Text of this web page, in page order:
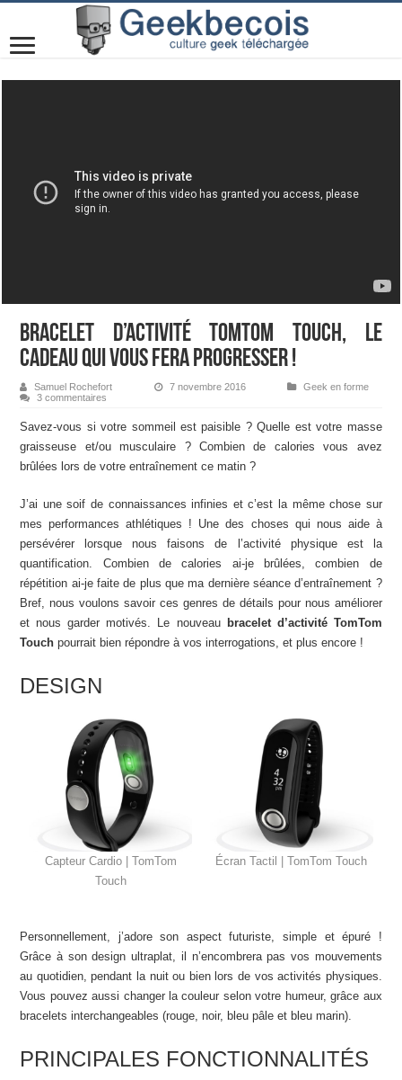
Bracelet d’activité TomTom Touch, le
cadeau qui vous fera progresser !
Samuel Rochefort 7 novembre 2016
Geek en forme
3 commentaires
Savez-vous si votre sommeil est paisible ? Quelle est votre masse
graisseuse et/ou musculaire ? Combien de calories vous avez
brûlées lors de votre entraînement ce matin ?
J’ai une soif de connaissances infinies et c’est la même chose sur
mes performances athlétiques ! Une des choses qui nous aide à
persévérer lorsque nous faisons de l’activité physique est la
quantification. Combien de calories ai-je brûlées, combien de
répétition ai-je faite de plus que ma dernière séance d’entraînement ?
Bref, nous voulons savoir ces genres de détails pour nous améliorer
et nous garder motivés. Le nouveau bracelet d’activité TomTom
Touch pourrait bien répondre à vos interrogations, et plus encore !
DESIGN
Capteur Cardio | TomTom
Touch
Écran Tactil | TomTom Touch
Personnellement, j’adore son aspect futuriste, simple et épuré !
Grâce à son design ultraplat, il n’encombrera pas vos mouvements
au quotidien, pendant la nuit ou bien lors de vos activités physiques.
Vous pouvez aussi changer la couleur selon votre humeur, grâce aux
bracelets interchangeables (rouge, noir, bleu pâle et bleu marin).
PRINCIPALES FONCTIONNALITÉS